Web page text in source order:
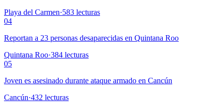
Playa del Carmen·583 lecturas
04
Reportan a 23 personas desaparecidas en Quintana Roo
Quintana Roo·384 lecturas
05
Joven es asesinado durante ataque armado en Cancún
Cancún·432 lecturas